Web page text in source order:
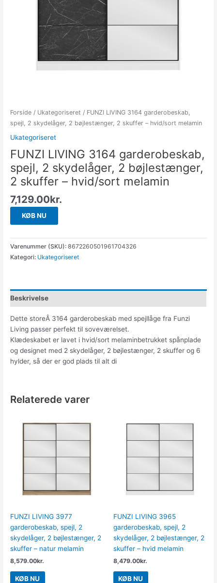
Forside / Ukategoriseret / FUNZI LIVING 3164 garderobeskab,
spejl, 2 skydelåger, 2 bøjlestænger, 2 skuffer – hvid/sort melamin
Ukategoriseret
FUNZI LIVING 3164 garderobeskab,
spejl, 2 skydelåger, 2 bøjlestænger,
2 skuffer – hvid/sort melamin
7,129.00kr.
KØB NU
Varenummer (SKU):8672260501961704326
Kategori: Ukategoriseret
Beskrivelse
Dette storeÂ 3164 garderobeskab med spejllåge fra Funzi
Living passer perfekt til soveværelset.
Klædeskabet er lavet i hvid/sort melaminbetrukket spånplade
og designet med 2 skydelåger, 2 bøjlestænger, 2 skuffer og 6
hylder, så der er god plads til alt di
Relaterede varer
FUNZI LIVING 3977
garderobeskab, spejl, 2
skydelåger, 2 bøjlestænger, 2
skuffer – natur melamin
8,579.00kr.
KØB NU
FUNZI LIVING 3965
garderobeskab, spejl, 2
skydelåger, 2 bøjlestænger, 2
skuffer – hvid melamin
8,479.00kr.
KØB NU